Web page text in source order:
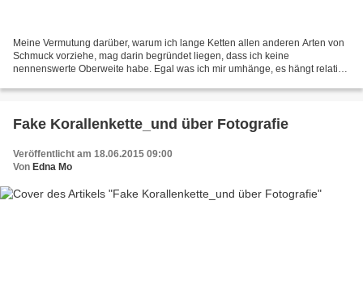
Meine Vermutung darüber, warum ich lange Ketten allen anderen Arten von
Schmuck vorziehe, mag darin begründet liegen, dass ich keine
nennenswerte Oberweite habe. Egal was ich mir umhänge, es hängt relativ
Fake Korallenkette_und über Fotografie
Veröffentlicht am 18.06.2015 09:00
Von Edna Mo